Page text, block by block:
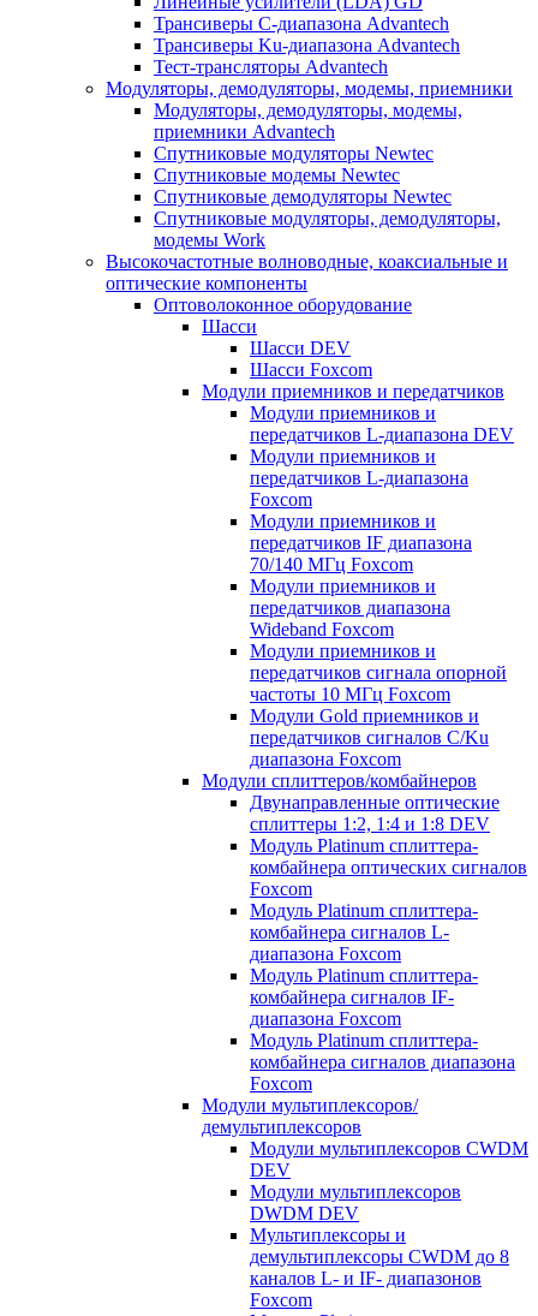
Трансиверы С-диапазона Advantech
Трансиверы Ku-диапазона Advantech
Тест-трансляторы Advantech
Модуляторы, демодуляторы, модемы, приемники
Модуляторы, демодуляторы, модемы,
приемники Advantech
Спутниковые модуляторы Newtec
Спутниковые модемы Newtec
Спутниковые демодуляторы Newtec
Спутниковые модуляторы, демодуляторы,
модемы Work
Высокочастотные волноводные, коаксиальные и
оптические компоненты
Оптоволоконное оборудование
Шасси
Шасси DEV
Шасси Foxcom
Модули приемников и передатчиков
Модули приемников и
передатчиков L-диапазона DEV
Модули приемников и
передатчиков L-диапазона
Foxcom
Модули приемников и
передатчиков IF диапазона
70/140 МГц Foxcom
Модули приемников и
передатчиков диапазона
Wideband Foxcom
Модули приемников и
передатчиков сигнала опорной
частоты 10 МГц Foxcom
Модули Gold приемников и
передатчиков сигналов C/Ku
диапазона Foxcom
Модули сплиттеров/комбайнеров
Двунаправленные оптические
сплиттеры 1:2, 1:4 и 1:8 DEV
Модуль Platinum cплиттера-
комбайнера оптических сигналов
Foxcom
Модуль Platinum сплиттера-
комбайнера сигналов L-
диапазона Foxcom
Модуль Platinum сплиттера-
комбайнера сигналов IF-
диапазона Foxcom
Модуль Platinum сплиттера-
комбайнера сигналов диапазона
Foxcom
Модули мультиплексоров/
демультиплексоров
Модули мультиплексоров CWDM
DEV
Модули мультиплексоров
DWDM DEV
Мультиплексоры и
демультиплексоры CWDM до 8
каналов L- и IF- диапазонов
Foxcom